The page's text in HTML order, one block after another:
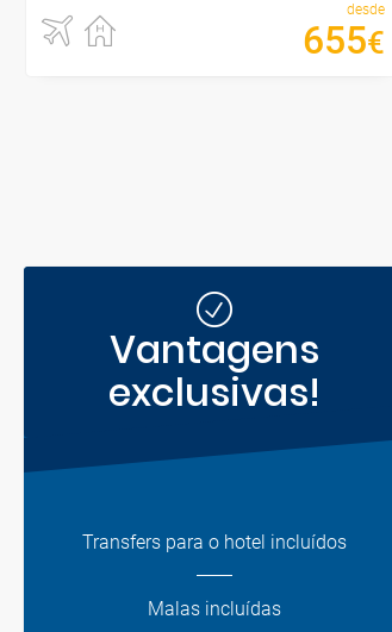
desde
655€
Vantagens
exclusivas!
Transfers para o hotel incluídos
Malas incluídas